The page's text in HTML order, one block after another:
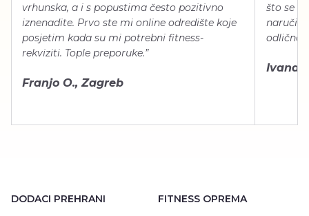
vrhunska, a i s popustima često pozitivno
iznenadite. Prvo ste mi online odredište koje
posjetim kada su mi potrebni fitness-
rekviziti. Tople preporuke.”
Franjo O., Zagreb
što se
naručiti,
odlično
Ivana
DODACI PREHRANI FITNESS OPREMA